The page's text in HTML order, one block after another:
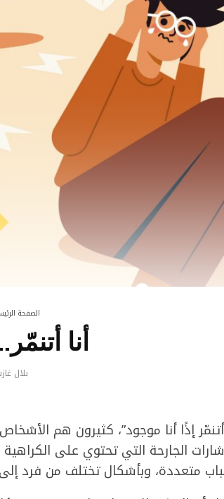
الصفحة
أنا
بلال
أتنمّر إذًا أنا موجود”، كثيرون هم
الجارحة التي تحتوي على
متعددة، وبأشكال تختلف من فرد